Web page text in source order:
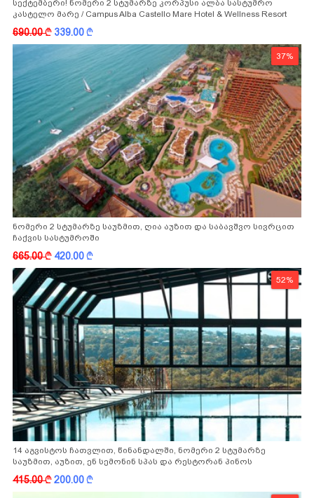
სექტემბერი! ნომერი 2 სტუმარზე კორპუსი ალბა სასტუმრო
კასტელო მარე / Campus Alba Castello Mare Hotel & Wellness Resort
-სგან!
690.00k 339.00k
37%
ნომერი 2 სტუმარზე საუზმით, ღია აუზით და საბავშვო სივრცით
ჩაქვის სასტუმროში
665.00k 420.00k
52%
14 აგვისტოს ჩათვლით, წინანდალში, ნომერი 2 სტუმარზე
საუზმით, აუზით, ენ სემონინ სპას და რესტორან პინოს
ფასდაკლებით
415.00k200.00k